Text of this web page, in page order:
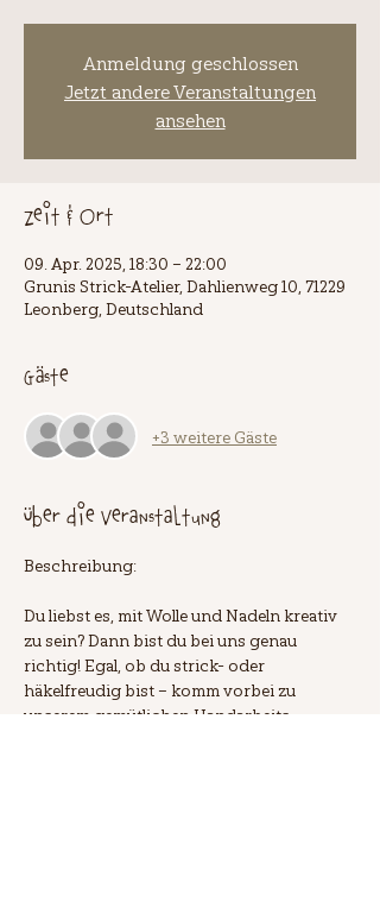
Anmeldung geschlossen
Jetzt andere Veranstaltungen
ansehen
Zeit & Ort
09. Apr. 2025, 18:30 – 22:00
Grunis Strick-Atelier, Dahlienweg 10, 71229
Leonberg, Deutschland
Gäste
+3 weitere Gäste
Über die Veranstaltung
Beschreibung:
Du liebst es, mit Wolle und Nadeln kreativ
zu sein? Dann bist du bei uns genau
richtig! Egal, ob du strick- oder
häkelfreudig bist – komm vorbei zu
unserem gemütlichen Handarbeits-